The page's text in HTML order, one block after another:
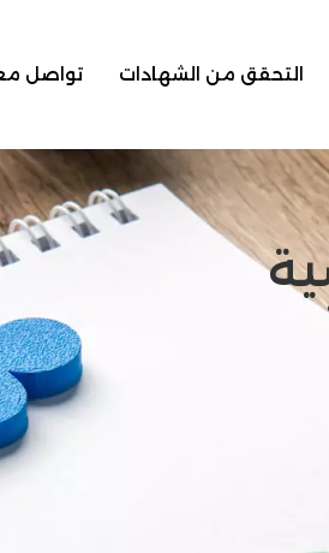
التحقق من الشهادات تواصل